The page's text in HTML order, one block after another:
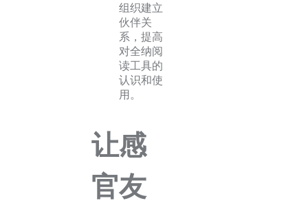
组织建立
伙伴关
系，提高
对全纳阅
读工具的
认识和使
用。
让感
官友